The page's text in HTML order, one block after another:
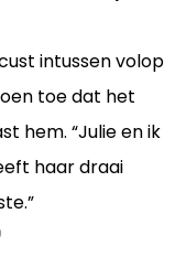
intussen volop
toe dat het
hem. “Julie en ik
haar draai